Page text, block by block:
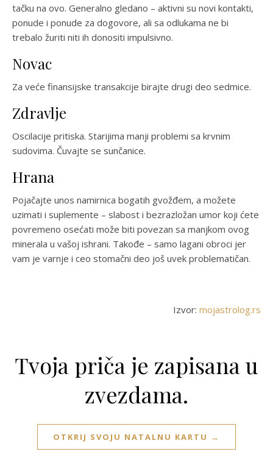
tačku na ovo. Generalno gledano – aktivni su novi kontakti,
ponude i ponude za dogovore, ali sa odlukama ne bi
trebalo žuriti niti ih donositi impulsivno.
Novac
Za veće finansijske transakcije birajte drugi deo sedmice.
Zdravlje
Oscilacije pritiska. Starijima manji problemi sa krvnim
sudovima. Čuvajte se sunčanice.
Hrana
Pojačajte unos namirnica bogatih gvožđem, a možete
uzimati i suplemente – slabost i bezrazložan umor koji ćete
povremeno osećati može biti povezan sa manjkom ovog
minerala u vašoj ishrani. Takođe – samo lagani obroci jer
vam je varnje i ceo stomačni deo još uvek problematičan.
Izvor: mojastrolog.rs
Tvoja priča je zapisana u
zvezdama.
OTKRIJ SVOJU NATALNU KARTU →